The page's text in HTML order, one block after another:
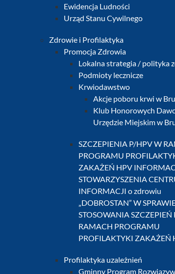
Ewidencja Ludności
Urząd Stanu Cywilnego
Zdrowie i Profilaktyka
Promocja Zdrowia
Lokalna strategia / polityka
Podmioty lecznicze
Krwiodawstwo
Akcje poboru krwi w
Klub Honorowych
Urzędzie Miejskim w
SZCZEPIENIA P/HPV W
PROGRAMU
ZAKAŻEŃ HPV
STOWARZYSZENIA
INFORMACJI o zdrowiu
„DOBROSTAN” W
STOSOWANIA
RAMACH PROGRAMU
PROFILAKTYKI ZAKAŻEŃ
Profilaktyka uzależnień
Gminny Program